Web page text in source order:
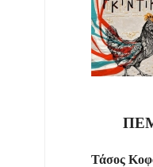
Τάσος